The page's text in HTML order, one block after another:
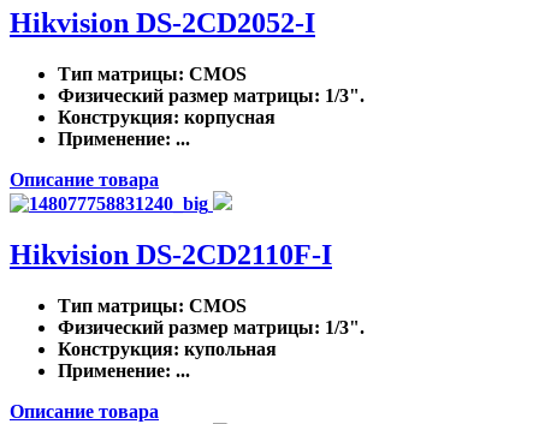
Hikvision DS-2CD2052-I
Тип матрицы: CMOS
Физический размер матрицы: 1/3".
Конструкция: корпусная
Применение: ...
Описание товара
Hikvision DS-2CD2110F-I
Тип матрицы: CMOS
Физический размер матрицы: 1/3".
Конструкция: купольная
Применение: ...
Описание товара